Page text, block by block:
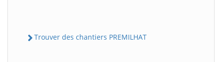
Trouver des chantiers PREMILHAT